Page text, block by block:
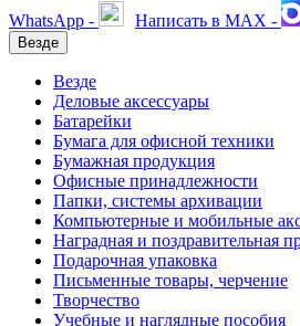
WhatsApp - Написать в MAX -
Везде
Везде
Деловые аксессуары
Батарейки
Бумага для офисной техники
Бумажная продукция
Офисные принадлежности
Папки, системы архивации
Компьютерные и мобильные
Наградная и поздравительная
Подарочная упаковка
Письменные товары, черчение
Творчество
Учебные и наглядные пособия